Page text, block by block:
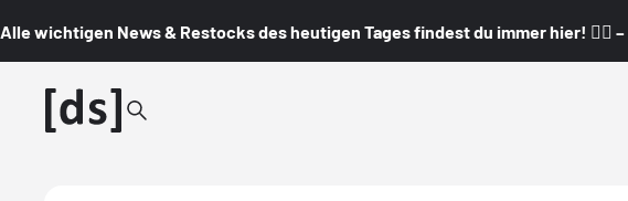
Alle wichtigen News & Restocks des heutigen Tages findest du immer hier! 👇🏼 –